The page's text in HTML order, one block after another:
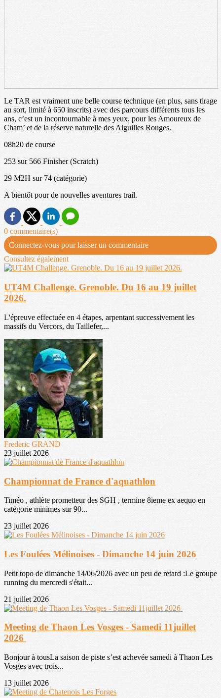
Le TAR est vraiment une belle course technique (en plus, sans tirage
au sort, limité à 650 inscrits) avec des parcours différents tous les
ans, c’est un incontournable à mes yeux, pour les Amoureux de
Cham’ et de la réserve naturelle des Aiguilles Rouges.
08h20 de course
253 sur 566 Finisher (Scratch)
29 M2H sur 74 (catégorie)
A bientôt pour de nouvelles aventures trail.
0 commentaire(s)
Connectez-vous pour laisser un commentaire
Consultez également
UT4M Challenge. Grenoble. Du 16 au 19 juillet
2026.
L'épreuve effectuée en 4 étapes, arpentant successivement les
massifs du Vercors, du Taillefer,...
Frederic GRAND
23 juillet 2026
Championnat de France d'aquathlon
Timéo , athlète prometteur des SGH , termine 8ieme ex aequo en
catégorie minimes sur 90...
23 juillet 2026
Les Foulées Mélinoises - Dimanche 14 juin 2026
Petit topo de dimanche 14/06/2026 avec un peu de retard :Le groupe
running du mercredi s'était...
21 juillet 2026
Meeting de Thaon Les Vosges - Samedi 11juillet
2026
Bonjour à tousLa saison de piste s’est achevée samedi à Thaon Les
Vosges avec trois...
13 juillet 2026